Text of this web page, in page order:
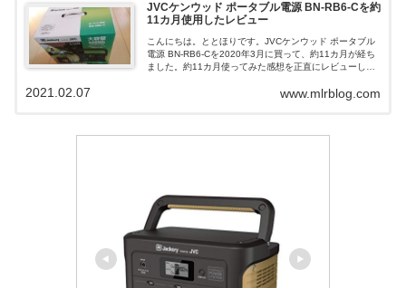
JVCケンウッド ポータブル電源 BN-RB6-Cを約
11カ月使用したレビュー
こんにちは。ととほりです。JVCケンウッド ポータブル
電源 BN-RB6-Cを2020年3月に買って、約11カ月が経ち
ました。約11カ月使ってみた感想を正直にレビューした
www.mlrblog.com
2021.02.07